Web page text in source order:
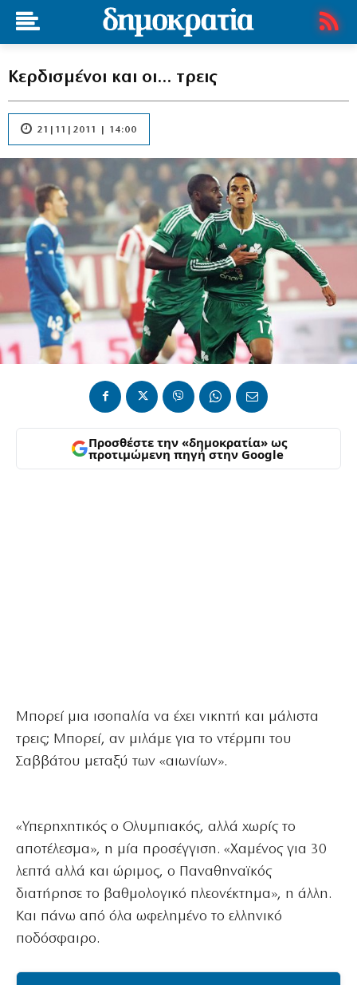
Κερδισμένοι και οι… τρεις
21|11|2011 | 14:00
Προσθέστε την «δημοκρατία» ως
προτιμώμενη πηγή στην Google
Μπορεί μια ισοπαλία να έχει νικητή και μάλιστα
τρεις; Μπορεί, αν μιλάμε για το ντέρμπι του
Σαββάτου μεταξύ των «αιωνίων».
«Υπερηχητικός ο Ολυμπιακός, αλλά χωρίς το
αποτέλεσμα», η μία προσέγγιση. «Χαμένος για 30
λεπτά αλλά και ώριμος, ο Παναθηναϊκός
διατήρησε το βαθμολογικό πλεονέκτημα», η άλλη.
Και πάνω από όλα ωφελημένο το ελληνικό
ποδόσφαιρο.